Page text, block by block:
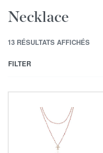
Necklace
13 RÉSULTATS AFFICHÉS
FILTER